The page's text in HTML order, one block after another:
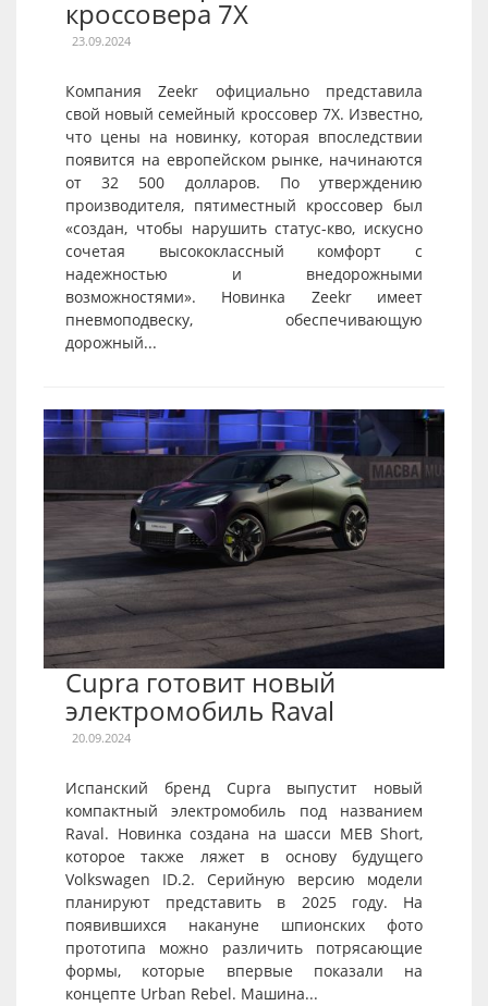
кроссовера 7X
23.09.2024
Компания Zeekr официально представила
свой новый семейный кроссовер 7X. Известно,
что цены на новинку, которая впоследствии
появится на европейском рынке, начинаются
от 32 500 долларов. По утверждению
производителя, пятиместный кроссовер был
«создан, чтобы нарушить статус-кво, искусно
сочетая высококлассный комфорт с
надежностью и внедорожными
возможностями». Новинка Zeekr имеет
пневмоподвеску, обеспечивающую
дорожный...
Cupra готовит новый
электромобиль Raval
20.09.2024
Испанский бренд Cupra выпустит новый
компактный электромобиль под названием
Raval. Новинка создана на шасси MEB Short,
которое также ляжет в основу будущего
Volkswagen ID.2. Серийную версию модели
планируют представить в 2025 году. На
появившихся накануне шпионских фото
прототипа можно различить потрясающие
формы, которые впервые показали на
концепте Urban Rebel. Машина...